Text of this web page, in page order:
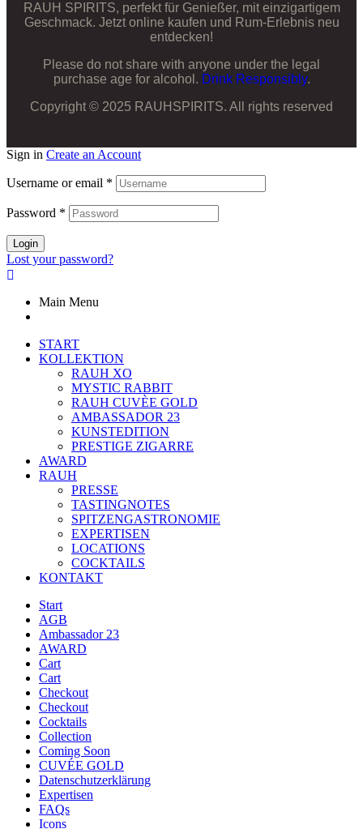
RAUH SPIRITS, perfekt für Genießer, mit einzigartigem
Geschmack. Jetzt online kaufen und Rum-Erlebnis neu
entdecken!
Please do not share with anyone under the legal
purchase age for alcohol. Drink Responsibly.
Copyright © 2025 RAUHSPIRITS. All rights reserved
Sign in Create an Account
Username or email *
Password *
Login
Lost your password?
Main Menu
START
KOLLEKTION
RAUH XO
MYSTIC RABBIT
RAUH CUVÈE GOLD
AMBASSADOR 23
KUNSTEDITION
PRESTIGE ZIGARRE
AWARD
RAUH
PRESSE
TASTINGNOTES
SPITZENGASTRONOMIE
EXPERTISEN
LOCATIONS
COCKTAILS
KONTAKT
Start
AGB
Ambassador 23
AWARD
Cart
Cart
Checkout
Checkout
Cocktails
Collection
Coming Soon
CUVÉE GOLD
Datenschutzerklärung
Expertisen
FAQs
Icons